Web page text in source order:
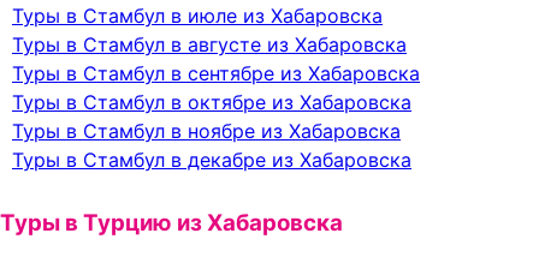
Туры в Стамбул в июле из Хабаровска
Туры в Стамбул в августе из Хабаровска
Туры в Стамбул в сентябре из Хабаровска
Туры в Стамбул в октябре из Хабаровска
Туры в Стамбул в ноябре из Хабаровска
Туры в Стамбул в декабре из Хабаровска
Туры в Турцию из Хабаровска